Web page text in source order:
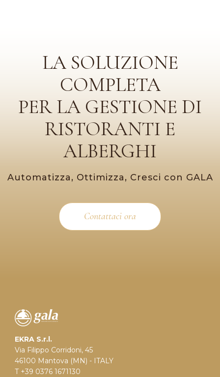
LA SOLUZIONE
COMPLETA
PER LA GESTIONE DI
RISTORANTI E
ALBERGHI
Automatizza, Ottimizza, Cresci con GALA
Contattaci ora
EKRA S.r.l.
Via Filippo Corridoni, 45
46100 Mantova (MN) - ITALY
T +39 0376 1671130